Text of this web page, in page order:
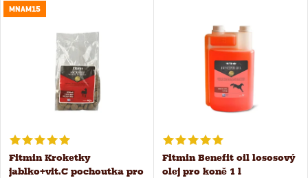
MNAM15
Fitmin Kroketky
jablko+vit.C pochoutka pro
Fitmin Benefit oil lososový
olej pro koně 1 l